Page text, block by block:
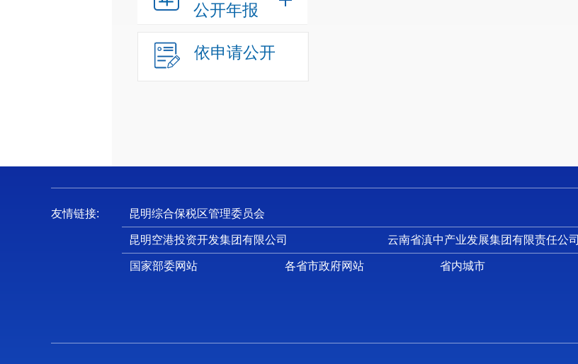
公开年报
依申请公开
友情链接: 昆明综合保税区管理委员会
昆明空港投资开发集团有限公司 云南省滇中产业发展集团有限责任公司
国家部委网站 各省市政府网站 省内城市